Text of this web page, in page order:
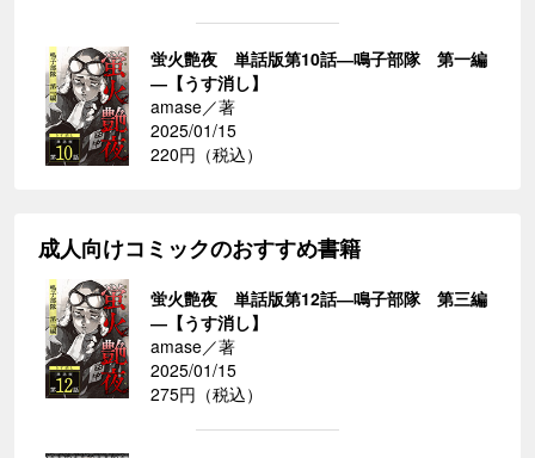
蛍火艶夜 単話版第10話―鳴子部隊 第一編
―【うす消し】
amase／著
2025/01/15
220円（税込）
成人向けコミックのおすすめ書籍
蛍火艶夜 単話版第12話―鳴子部隊 第三編
―【うす消し】
amase／著
2025/01/15
275円（税込）